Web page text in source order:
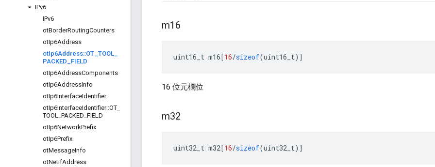
IPv6
IPv6
otBorderRoutingCounters
otIp6Address
otIp6Address::OT TOOL
PACKED
FIELD
otIp6AddressComponents
otIp6AddressInfo
otIp6InterfaceIdentifier
otIp6InterfaceIdentifier::OT
TOOL PACKED FIELD
otIp6NetworkPrefix
otIp6Prefix
otMessageInfo
otNetifAddress
m16
uint16_t m16[16/sizeof(uint16_t)]
16 位元欄位
m32
uint32_t m32[16/sizeof(uint32_t)]